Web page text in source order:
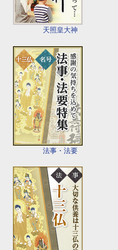
天照皇大神
法事・法要